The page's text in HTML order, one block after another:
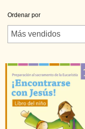
Ordenar por